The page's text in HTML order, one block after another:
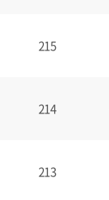
215
214
213